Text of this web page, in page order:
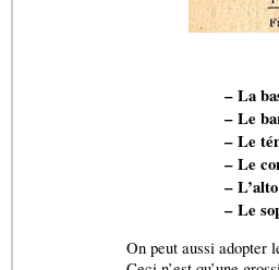
– La
– Le
– Le
– Le
– L’alto
– Le
On peut aussi adopter